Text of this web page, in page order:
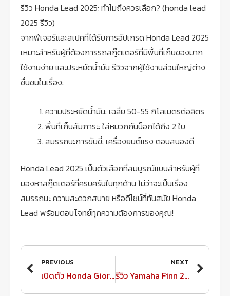
รีวิว Honda Lead 2025: ทำไมถึงควรเลือก? (honda lead
2025 รีวิว)
จากฟีเจอร์และสเปคที่ได้รับการอัปเกรด Honda Lead 2025
เหมาะสำหรับผู้ที่ต้องการรถสกู๊ตเตอร์ที่มีพื้นที่เก็บของมาก
ใช้งานง่าย และประหยัดน้ำมัน รีวิวจากผู้ใช้งานส่วนใหญ่ต่าง
ชื่นชมในเรื่อง:
ความประหยัดน้ำมัน: เฉลี่ย 50-55 กิโลเมตรต่อลิตร
พื้นที่เก็บสัมภาระ: ใส่หมวกกันน็อกได้ถึง 2 ใบ
สมรรถนะการขับขี่: เครื่องยนต์แรง ตอบสนองดี
Honda Lead 2025 เป็นตัวเลือกที่สมบูรณ์แบบสำหรับผู้ที่
มองหาสกู๊ตเตอร์ที่ครบครันในทุกด้าน ไม่ว่าจะเป็นเรื่อง
สมรรถนะ ความสะดวกสบาย หรือดีไซน์ที่ทันสมัย Honda
Lead พร้อมตอบโจทย์ทุกความต้องการของคุณ!
PREVIOUS
เปิดตัว Honda Giorno 2025 พร้อมสีใหม่และฟีเจอร์ที่น่าสนใจ
NEXT
รีวิว Yamaha Finn 2024 จุดเด่น สีใหม่ และความคุ้มค่าที่ต้องรู้
Next